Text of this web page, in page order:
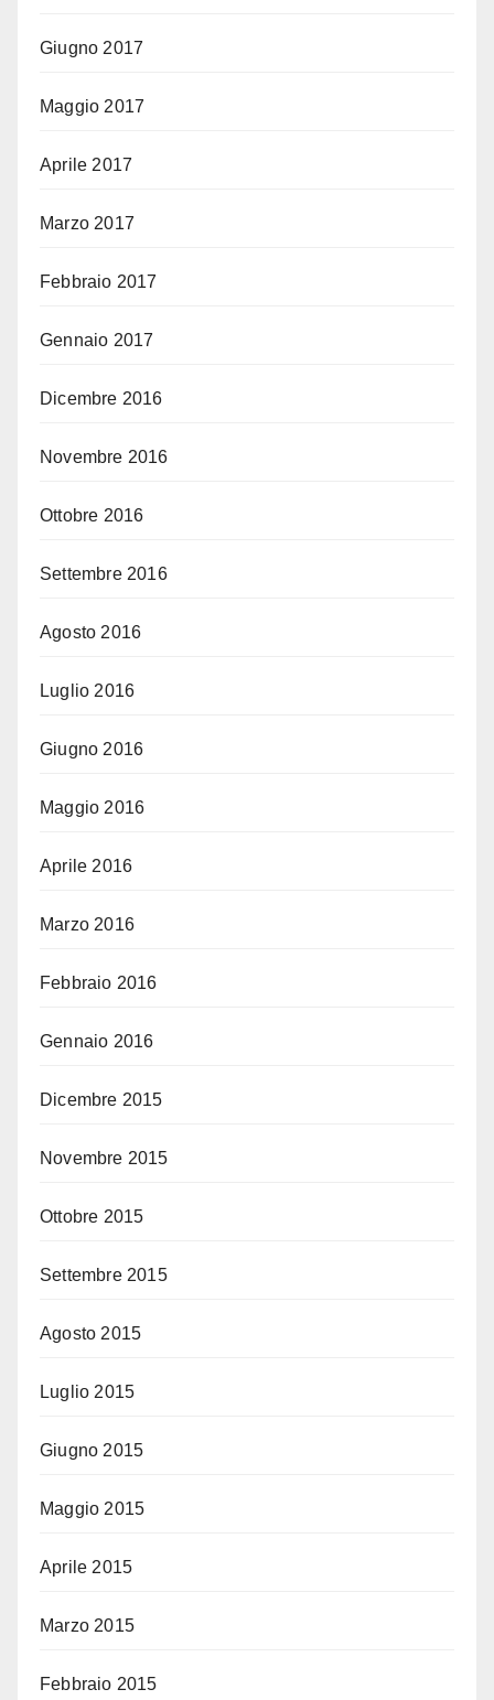
Giugno 2017
Maggio 2017
Aprile 2017
Marzo 2017
Febbraio 2017
Gennaio 2017
Dicembre 2016
Novembre 2016
Ottobre 2016
Settembre 2016
Agosto 2016
Luglio 2016
Giugno 2016
Maggio 2016
Aprile 2016
Marzo 2016
Febbraio 2016
Gennaio 2016
Dicembre 2015
Novembre 2015
Ottobre 2015
Settembre 2015
Agosto 2015
Luglio 2015
Giugno 2015
Maggio 2015
Aprile 2015
Marzo 2015
Febbraio 2015